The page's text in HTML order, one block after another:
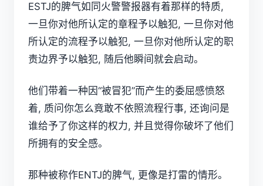
ESTJ的脾气如同火警警报器有着那样的特质,
一旦你对他所认定的章程予以触犯, 一旦你对他
所认定的流程予以触犯, 一旦你对他所认定的职
责边界予以触犯, 随后他瞬间就会启动。
他们带着一种因“被冒犯”而产生的委屈感愤怒
着, 质问你怎么竟敢不依照流程行事, 还询问是
谁给予了你这样的权力, 并且觉得你破坏了他们
所拥有的安全感。
那种被称作ENTJ的脾气, 更像是打雷的情形。